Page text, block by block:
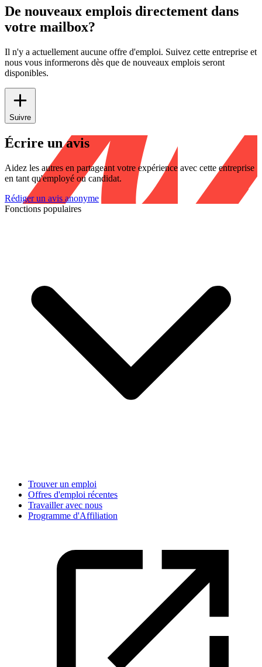
De nouveaux emplois directement dans
votre mailbox?
Il n'y a actuellement aucune offre d'emploi. Suivez cette entreprise et
nous vous informerons dès que de nouveaux emplois seront
disponibles.
Suivre
Écrire un avis
Aidez les autres en partageant votre expérience avec cette entreprise
en tant qu'employé ou candidat.
Rédiger un avis anonyme
Fonctions populaires
Trouver un emploi
Offres d'emploi récentes
Travailler avec nous
Programme d'Affiliation